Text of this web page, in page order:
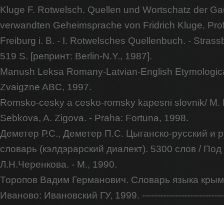
Kluge F. Rotwelsch. Quellen und Wortschatz der
verwandten Geheimsprache von Fridrich Kluge,
Freiburg i. B. - I. Rotwelsches Quellenbuch. -
519 S. [репринт: Berlin-N.Y., 1987].
Manush Leksa Romany-Latvian-English
Zvaigzne ABC, 1997.
Romsko-cesky a cesko-romsky kapesni slovnik/ M.
Sebkova, A. Zigova. - Praha: Fortuna, 1998.
Деметер Р.С., Деметер П.C. Цыганско-русский и
словарь (кэлдэрарский диалект). 5300 слов /
Л.Н.Черенкова. - М., 1990.
Торопов Вадим Германович. Словарь языка
Иваново: Ивановский ГУ, 1999.